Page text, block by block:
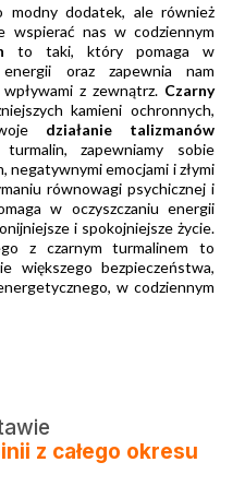
modny dodatek, ale również
wspierać nas w codziennym
to taki, który pomaga w
oraz zapewnia nam
z zewnątrz. Czarny
kamieni ochronnych,
działanie talizmanów
zapewniamy sobie
negatywnymi emocjami i złymi
równowagi psychicznej i
w oczyszczaniu energii
i spokojniejsze życie.
z czarnym turmalinem to
większego bezpieczeństwa,
w codziennym
z całego okresu